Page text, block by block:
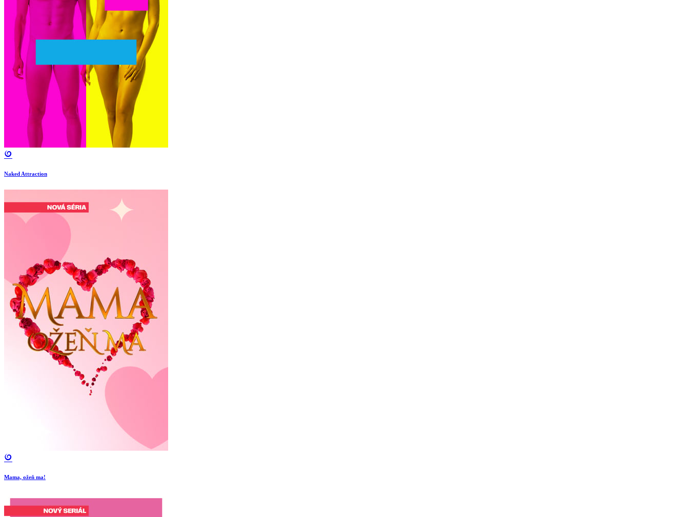
Naked Attraction
Mama, ožeň ma!